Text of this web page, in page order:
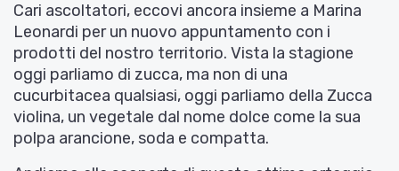
Cari ascoltatori, eccovi ancora insieme a Marina
Leonardi per un nuovo appuntamento con i
prodotti del nostro territorio. Vista la stagione
oggi parliamo di zucca, ma non di una
cucurbitacea qualsiasi, oggi parliamo della Zucca
violina, un vegetale dal nome dolce come la sua
polpa arancione, soda e compatta.